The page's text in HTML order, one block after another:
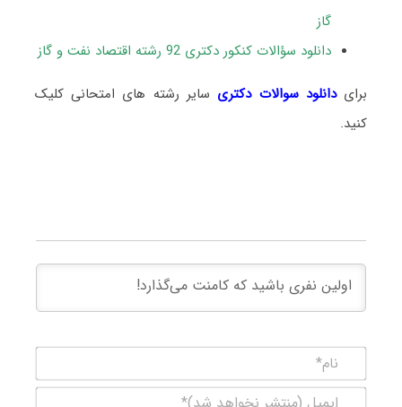
گاز
دانلود سؤالات کنکور دکتری 92 رشته اقتصاد نفت و گاز
برایدانلود سوالات دکتری سایر رشته های امتحانی کلیک
کنید.